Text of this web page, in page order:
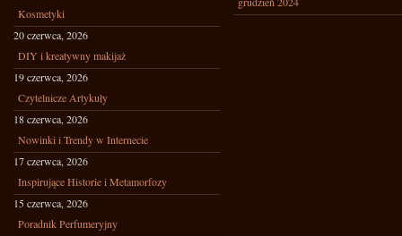
Kosmetyki
20 czerwca, 2026
DIY i kreatywny makijaż
19 czerwca, 2026
Czytelnicze Artykuły
18 czerwca, 2026
Nowinki i Trendy w Internecie
17 czerwca, 2026
Inspirujące Historie i Metamorfozy
15 czerwca, 2026
Poradnik Perfumeryjny